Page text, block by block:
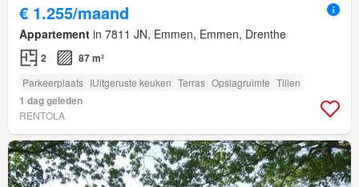
€ 1.255/maand
Appartement in 7811 JN, Emmen, Emmen, Drenthe
2 87 m²
Parkeerplaats IUitgeruste keuken Terras Opslagruimte Tillen
1 dag geleden
RENTOLA